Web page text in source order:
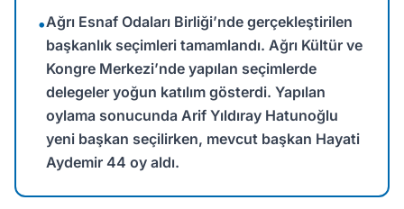
•Ağrı Esnaf Odaları Birliği’nde gerçekleştirilen
başkanlık seçimleri tamamlandı. Ağrı Kültür ve
Kongre Merkezi’nde yapılan seçimlerde
delegeler yoğun katılım gösterdi. Yapılan
oylama sonucunda Arif Yıldıray Hatunoğlu
yeni başkan seçilirken, mevcut başkan Hayati
Aydemir 44 oy aldı.